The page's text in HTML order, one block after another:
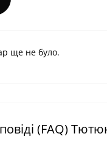
ще не було.
(FAQ)